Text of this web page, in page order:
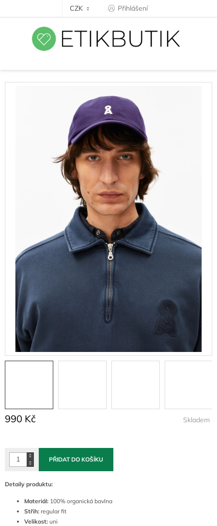
CZK Přihlášení
990 Kč Skladem
PŘIDAT DO KOŠÍKU
Detaily produktu:
Materiál: 100% organická bavlna
Střih: regular fit
Velikost: uni